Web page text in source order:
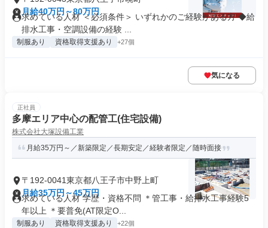
月給40万円～80万円
求めている人材 ＜必須条件＞ いずれかのご経験がある方 ◆給
排水工事・空調設備の経験 ...
制服あり 資格取得支援あり +27個
気になる
正社員
多摩エリア中心の配管工(住宅設備)
株式会社大塚設備工業
月給35万円～／新築限定／長期安定／経験者限定／随時面接
〒192-0041東京都八王子市中野上町
月給35万円～45万円
求めている人材 学歴・資格不問 ＊管工事・給排水工事経験5
年以上 ＊要普免(AT限定O...
制服あり 資格取得支援あり +22個